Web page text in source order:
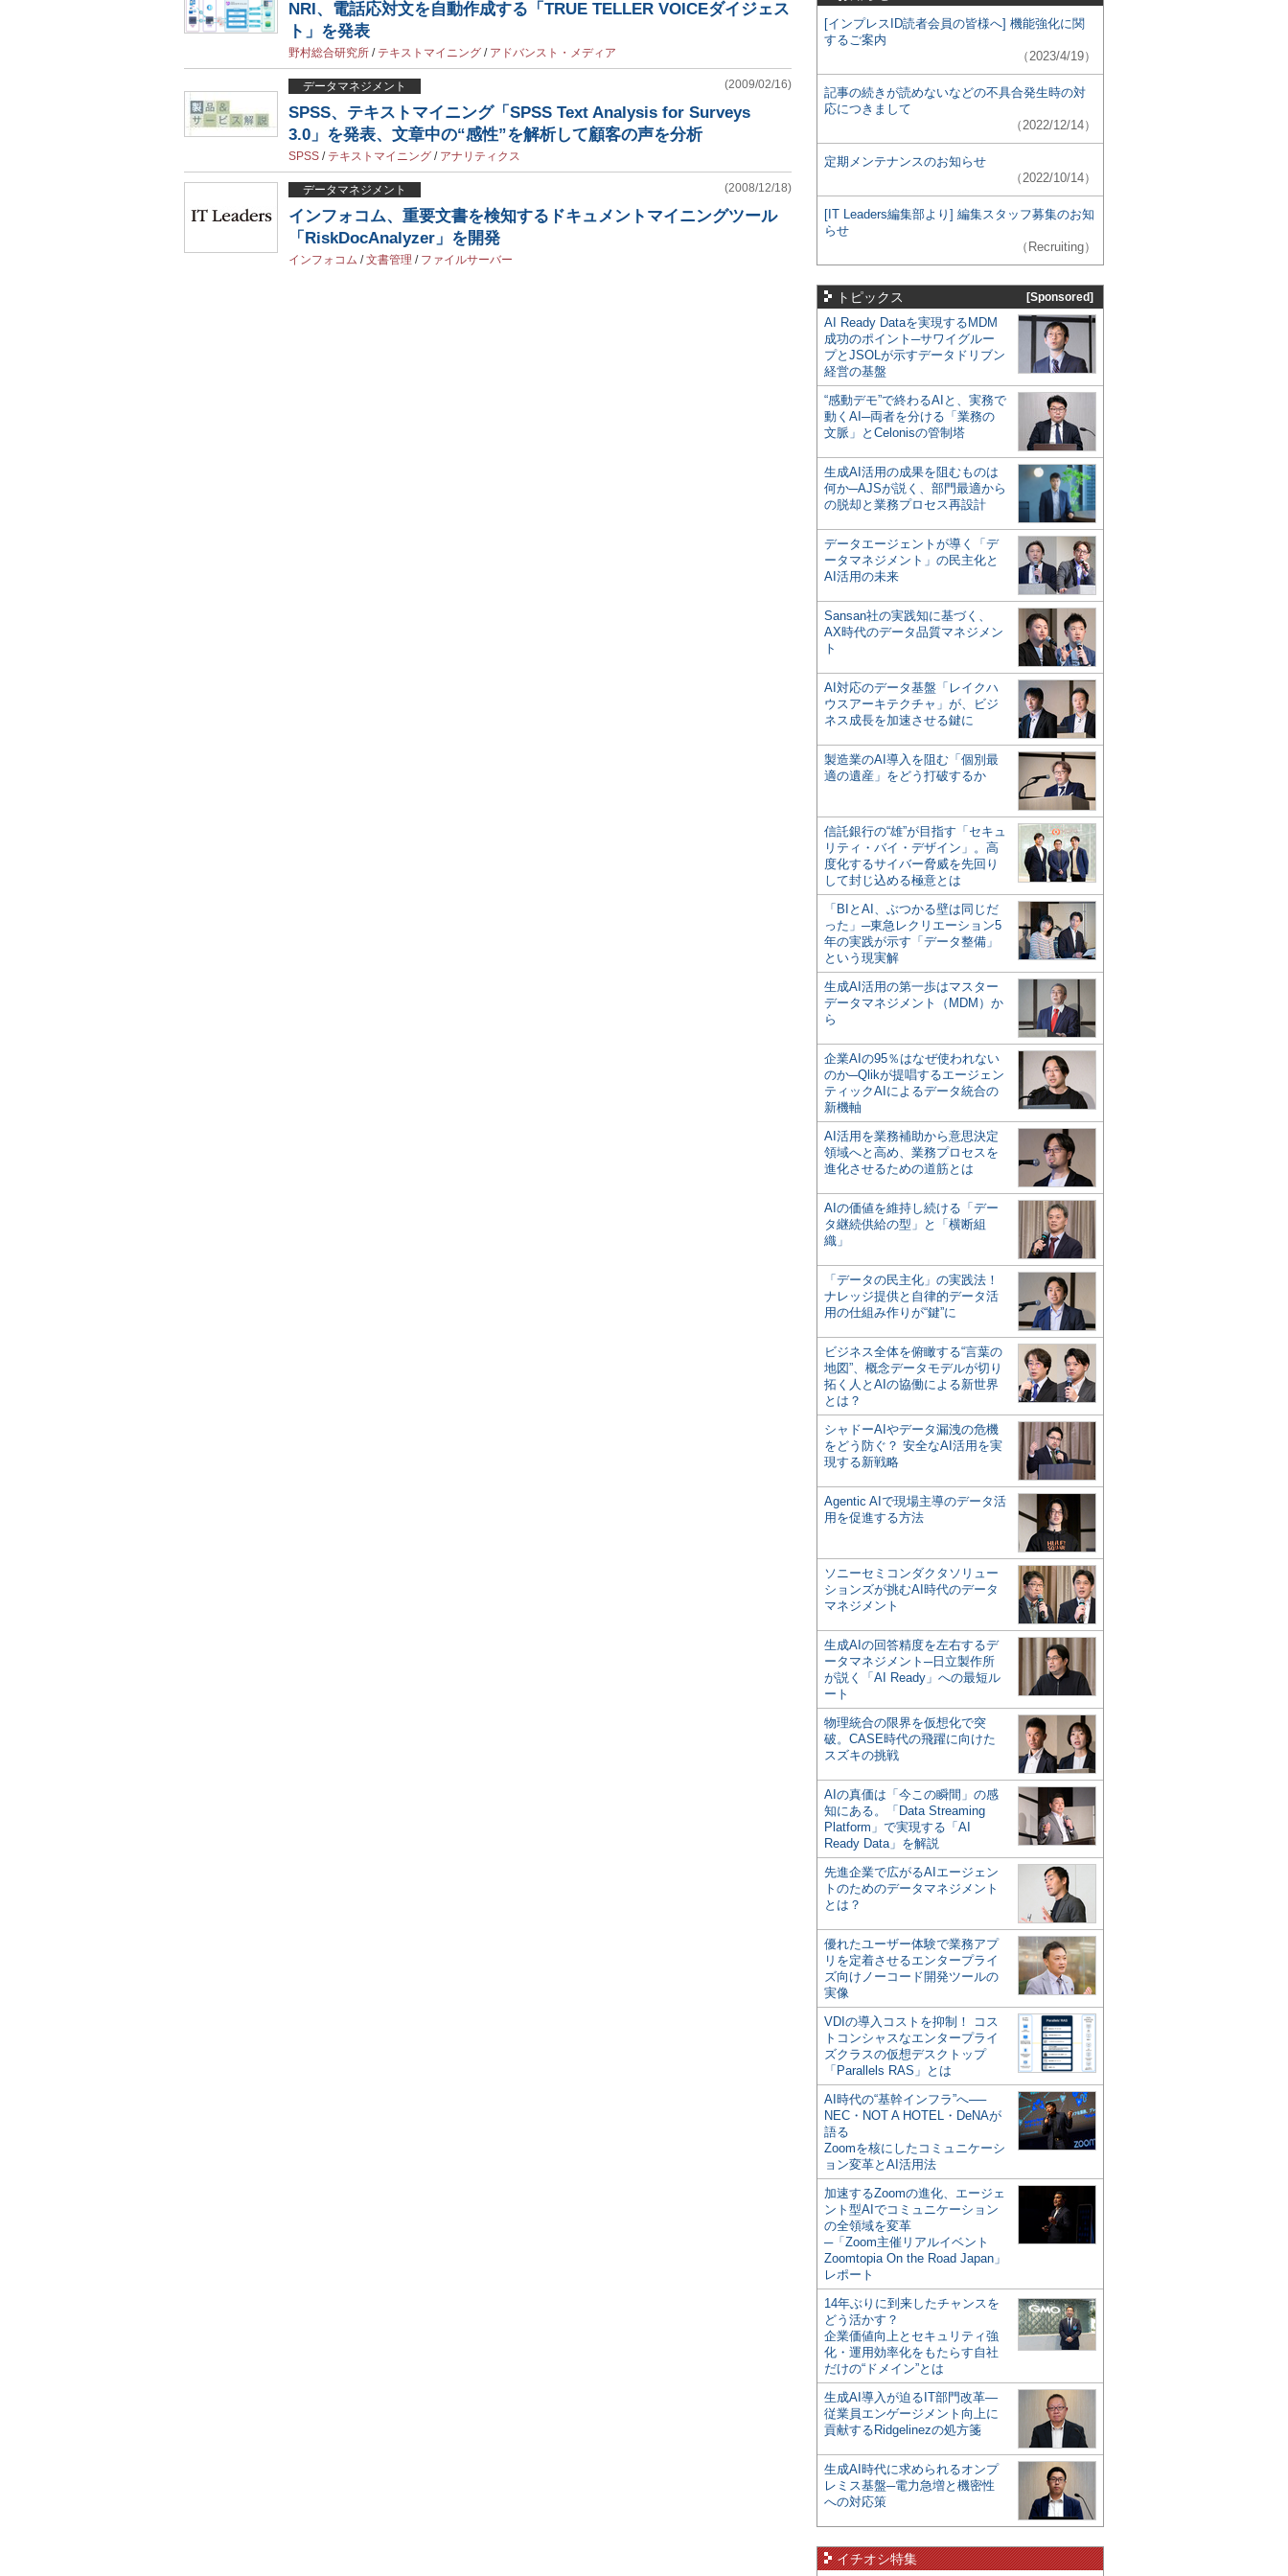
NRI、電話応対文を自動作成する「TRUE TELLER VOICEダイジェス
ト」を発表
野村総合研究所 / テキストマイニング / アドバンスト・メディア
データマネジメント (2009/02/16)
SPSS、テキストマイニング「SPSS Text Analysis for Surveys
3.0」を発表、文章中の“感性”を解析して顧客の声を分析
SPSS / テキストマイニング / アナリティクス
データマネジメント (2008/12/18)
インフォコム、重要文書を検知するドキュメントマイニングツール
「RiskDocAnalyzer」を開発
インフォコム /文書管理 / ファイルサーバー
[インプレスID読者会員の皆様へ] 機能強化に関
するご案内
（2023/4/19）
記事の続きが読めないなどの不具合発生時の対
応につきまして
（2022/12/14）
定期メンテナンスのお知らせ
（2022/10/14）
[IT Leaders編集部より] 編集スタッフ募集のお知
らせ
（Recruiting）
トピックス [Sponsored]
AI Ready Dataを実現するMDM
成功のポイント─サワイグルー
プとJSOLが示すデータドリブン
経営の基盤
“感動デモ”で終わるAIと、実務で
動くAI─両者を分ける「業務の
文脈」とCelonisの管制塔
生成AI活用の成果を阻むものは
何か─AJSが説く、部門最適から
の脱却と業務プロセス再設計
データエージェントが導く「デ
ータマネジメント」の民主化と
AI活用の未来
Sansan社の実践知に基づく、
AX時代のデータ品質マネジメン
ト
AI対応のデータ基盤「レイクハ
ウスアーキテクチャ」が、ビジ
ネス成長を加速させる鍵に
製造業のAI導入を阻む「個別最
適の遺産」をどう打破するか
信託銀行の“雄”が目指す「セキュ
リティ・バイ・デザイン」。高
度化するサイバー脅威を先回り
して封じ込める極意とは
「BIとAI、ぶつかる壁は同じだ
った」─東急レクリエーション5
年の実践が示す「データ整備」
という現実解
生成AI活用の第一歩はマスター
データマネジメント（MDM）か
ら
企業AIの95％はなぜ使われない
のか─Qlikが提唱するエージェン
ティックAIによるデータ統合の
新機軸
AI活用を業務補助から意思決定
領域へと高め、業務プロセスを
進化させるための道筋とは
AIの価値を維持し続ける「デー
タ継続供給の型」と「横断組
織」
「データの民主化」の実践法！
ナレッジ提供と自律的データ活
用の仕組み作りが“鍵”に
ビジネス全体を俯瞰する“言葉の
地図”、概念データモデルが切り
拓く人とAIの協働による新世界
とは？
シャドーAIやデータ漏洩の危機
をどう防ぐ？ 安全なAI活用を実
現する新戦略
Agentic AIで現場主導のデータ活
用を促進する方法
ソニーセミコンダクタソリュー
ションズが挑むAI時代のデータ
マネジメント
生成AIの回答精度を左右するデ
ータマネジメント─日立製作所
が説く「AI Ready」への最短ル
ート
物理統合の限界を仮想化で突
破。CASE時代の飛躍に向けた
スズキの挑戦
AIの真価は「今この瞬間」の感
知にある。「Data Streaming
Platform」で実現する「AI
Ready Data」を解説
先進企業で広がるAIエージェン
トのためのデータマネジメント
とは？
優れたユーザー体験で業務アプ
リを定着させるエンタープライ
ズ向けノーコード開発ツールの
実像
VDIの導入コストを抑制！ コス
トコンシャスなエンタープライ
ズクラスの仮想デスクトップ
「Parallels RAS」とは
AI時代の“基幹インフラ”へ──
NEC・NOT A HOTEL・DeNAが
語る
Zoomを核にしたコミュニケーシ
ョン変革とAI活用法
加速するZoomの進化、エージェ
ント型AIでコミュニケーション
の全領域を変革
─「Zoom主催リアルイベント
Zoomtopia On the Road Japan」
レポート
14年ぶりに到来したチャンスを
どう活かす？
企業価値向上とセキュリティ強
化・運用効率化をもたらす自社
だけの“ドメイン”とは
生成AI導入が迫るIT部門改革―
従業員エンゲージメント向上に
貢献するRidgelinezの処方箋
生成AI時代に求められるオンプ
レミス基盤─電力急増と機密性
への対応策
イチオシ特集